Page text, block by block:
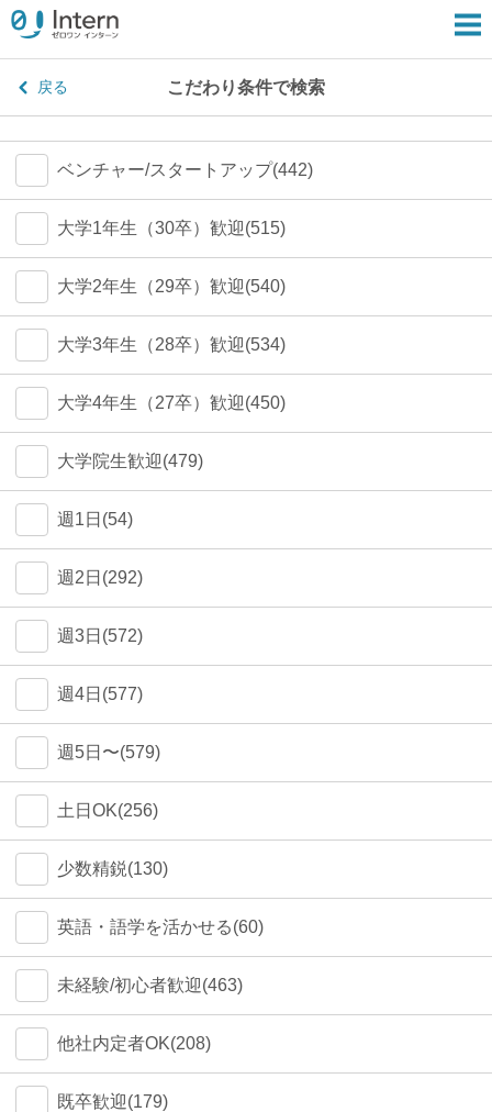
戻る こだわり条件で検索
ベンチャー/スタートアップ(442)
大学1年生（30卒）歓迎(515)
大学2年生（29卒）歓迎(540)
大学3年生（28卒）歓迎(534)
大学4年生（27卒）歓迎(450)
大学院生歓迎(479)
週1日(54)
週2日(292)
週3日(572)
週4日(577)
週5日〜(579)
土日OK(256)
少数精鋭(130)
英語・語学を活かせる(60)
未経験/初心者歓迎(463)
他社内定者OK(208)
既卒歓迎(179)